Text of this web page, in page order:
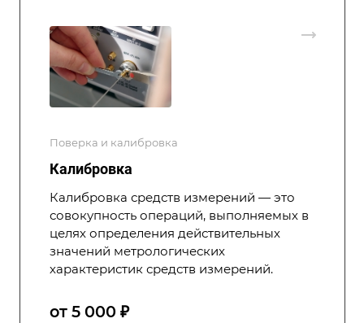
Поверка и калибровка
Калибровка
Калибровка средств измерений — это
совокупность операций, выполняемых в
целях определения действительных
значений метрологических
характеристик средств измерений.
от 5 000 ₽